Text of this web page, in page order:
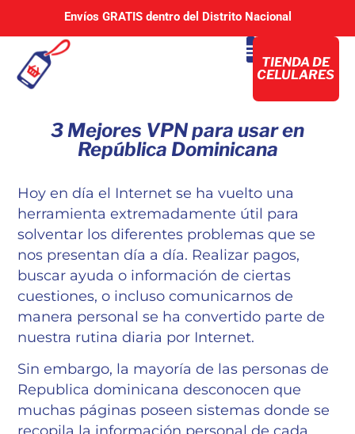
Envíos GRATIS dentro del Distrito Nacional
TIENDA DE
CELULARES
3 Mejores VPN para usar en
República Dominicana
Hoy en día el Internet se ha vuelto una
herramienta extremadamente útil para
solventar los diferentes problemas que se
nos presentan día a día. Realizar pagos,
buscar ayuda o información de ciertas
cuestiones, o incluso comunicarnos de
manera personal se ha convertido parte de
nuestra rutina diaria por Internet.
Sin embargo, la mayoría de las personas de
Republica dominicana desconocen que
muchas páginas poseen sistemas donde se